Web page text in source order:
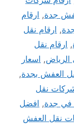
جدة, ارقام
, ارقام نقل
, ارقام نقل
, اسعار
العفش بجدة,
نقل
في جدة, افضل
نقل العفش